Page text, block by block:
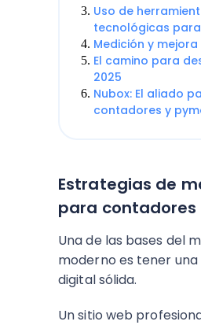
Uso de
tecnológicas
Medición y
El camino para
2025
Nubox: El aliado
contadores y
Estrategias de
para contadores
Una de las bases del
moderno es tener
digital sólida.
Un sitio web